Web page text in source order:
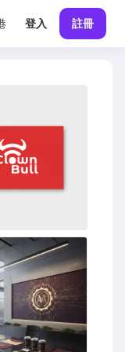
登入 註冊